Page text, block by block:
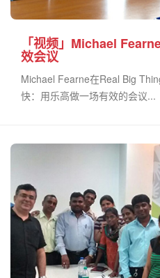
「视频」Michael
效会议
Michael Fearne在Real Big
快：用乐高做一场有效的会议...